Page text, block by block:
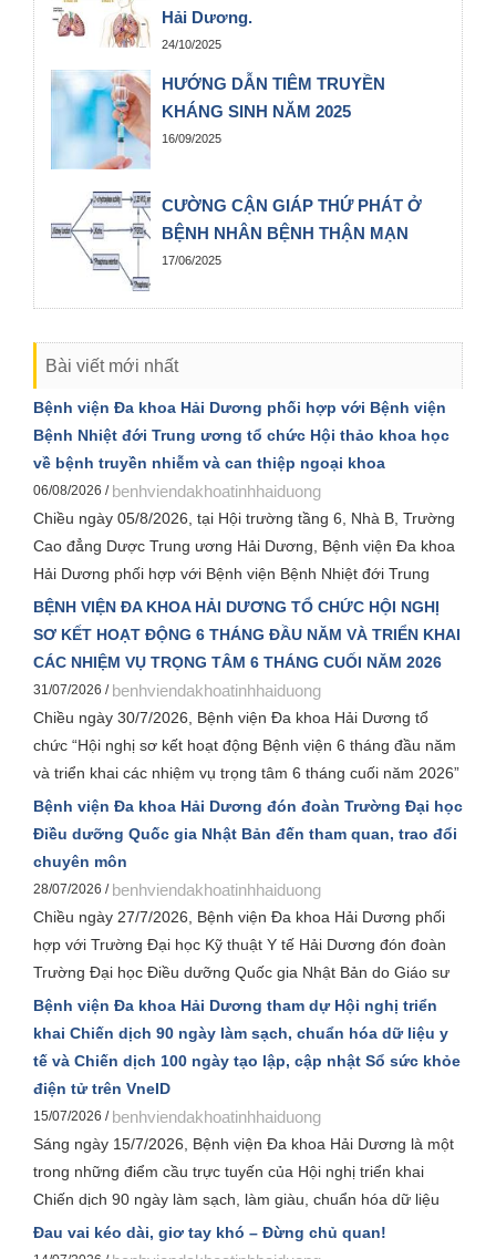
Hải Dương.
24/10/2025
HƯỚNG DẪN TIÊM TRUYỀN
KHÁNG SINH NĂM 2025
16/09/2025
CƯỜNG CẬN GIÁP THỨ PHÁT Ở
BỆNH NHÂN BỆNH THẬN MẠN
17/06/2025
Bài viết mới nhất
Bệnh viện Đa khoa Hải Dương phối hợp với Bệnh viện
Bệnh Nhiệt đới Trung ương tổ chức Hội thảo khoa học
về bệnh truyền nhiễm và can thiệp ngoại khoa
06/08/2026 / benhviendakhoatinhhaiduong
Chiều ngày 05/8/2026, tại Hội trường tầng 6, Nhà B, Trường
Cao đẳng Dược Trung ương Hải Dương, Bệnh viện Đa khoa
Hải Dương phối hợp với Bệnh viện Bệnh Nhiệt đới Trung
ương tổ chức Hội thảo khoa học chuyên đề “Bệnh truyền
nhiễm và can thiệp ngoại khoa”. Đây là hoạt động chuyên
môn có ý nghĩa thiết thực, hướng tới kỷ niệm 120 năm thành
lập Bệnh viện Đa khoa Hải Dương và Hội nghị khoa học toàn
quốc về bệnh truyền nhiễm và can thiệp năm 2026.
BỆNH VIỆN ĐA KHOA HẢI DƯƠNG TỔ CHỨC HỘI NGHỊ
SƠ KẾT HOẠT ĐỘNG 6 THÁNG ĐẦU NĂM VÀ TRIỂN KHAI
CÁC NHIỆM VỤ TRỌNG TÂM 6 THÁNG CUỐI NĂM 2026
31/07/2026 / benhviendakhoatinhhaiduong
Chiều ngày 30/7/2026, Bệnh viện Đa khoa Hải Dương tổ
chức “Hội nghị sơ kết hoạt động Bệnh viện 6 tháng đầu năm
và triển khai các nhiệm vụ trọng tâm 6 tháng cuối năm 2026”
nhằm đánh giá toàn diện kết quả thực hiện nhiệm vụ trong 6
tháng đầu năm, đồng thời xác định các giải pháp trọng tâm
để hoàn thành và phấn đấu hoàn thành vượt mức các chỉ
tiêu kế hoạch năm 2026.
Bệnh viện Đa khoa Hải Dương đón đoàn Trường Đại học
Điều dưỡng Quốc gia Nhật Bản đến tham quan, trao đổi
chuyên môn
28/07/2026 / benhviendakhoatinhhaiduong
Chiều ngày 27/7/2026, Bệnh viện Đa khoa Hải Dương phối
hợp với Trường Đại học Kỹ thuật Y tế Hải Dương đón đoàn
Trường Đại học Điều dưỡng Quốc gia Nhật Bản do Giáo sư
Kyoko Sudo làm Trưởng đoàn cùng các giảng viên, sinh viên
đến tham quan, trao đổi chuyên môn về công tác điều dưỡng
và chăm sóc người bệnh.
Bệnh viện Đa khoa Hải Dương tham dự Hội nghị triển
khai Chiến dịch 90 ngày làm sạch, chuẩn hóa dữ liệu y
tế và Chiến dịch 100 ngày tạo lập, cập nhật Sổ sức khỏe
điện tử trên VneID
15/07/2026 / benhviendakhoatinhhaiduong
Sáng ngày 15/7/2026, Bệnh viện Đa khoa Hải Dương là một
trong những điểm cầu trực tuyến của Hội nghị triển khai
Chiến dịch 90 ngày làm sạch, làm giàu, chuẩn hóa dữ liệu
của 12 cơ sở dữ liệu chuyên ngành y tế và Chiến dịch 100
ngày tạo lập, cập nhật Sổ sức khỏe điện tử trên ứng dụng
Đau vai kéo dài, giơ tay khó – Đừng chủ quan!